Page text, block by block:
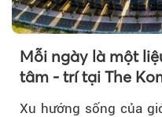
Mỗi ngày là một
tâm - trí tại The
Xu hướng sống của